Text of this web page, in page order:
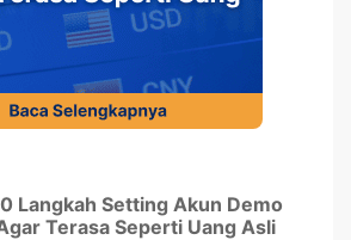
Langkah Setting Akun Demo
Terasa Seperti Uang Asli